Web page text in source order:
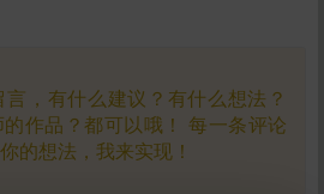
50分 100分
500 分 自定义
立刻注册
，有什么建议？有什么想法？
作品？都可以哦！ 每一条评论
的想法，我来实现！